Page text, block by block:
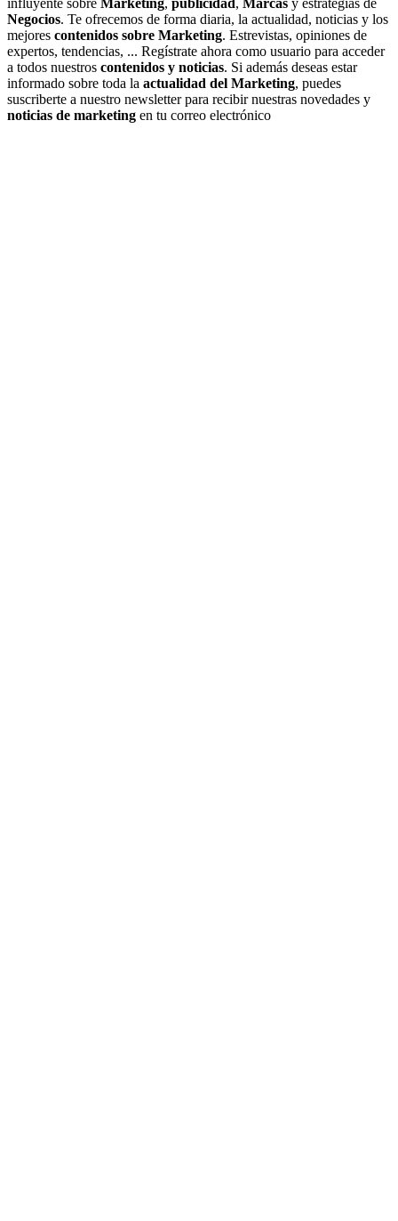
influyente sobre Marketing, publicidad , Marcas y estrategias de
Negocios. Te ofrecemos de forma diaria, la actualidad, noticias y los
mejores contenidos sobre Marketing. Estrevistas, opiniones de
expertos, tendencias, ... Regístrate ahora como usuario para acceder
a todos nuestros contenidos y noticias. Si además deseas estar
informado sobre toda la actualidad del Marketing, puedes
suscriberte a nuestro newsletter para recibir nuestras novedades y
noticias de marketing en tu correo electrónico